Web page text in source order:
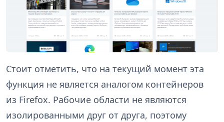
Стоит отметить, что на текущий момент эта
функция не является аналогом контейнеров
из Firefox. Рабочие области не являются
изолированными друг от друга, поэтому